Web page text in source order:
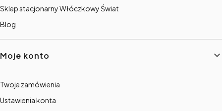
Sklep stacjonarny Włóczkowy Świat
Blog
Moje konto
Twoje zamówienia
Ustawienia konta